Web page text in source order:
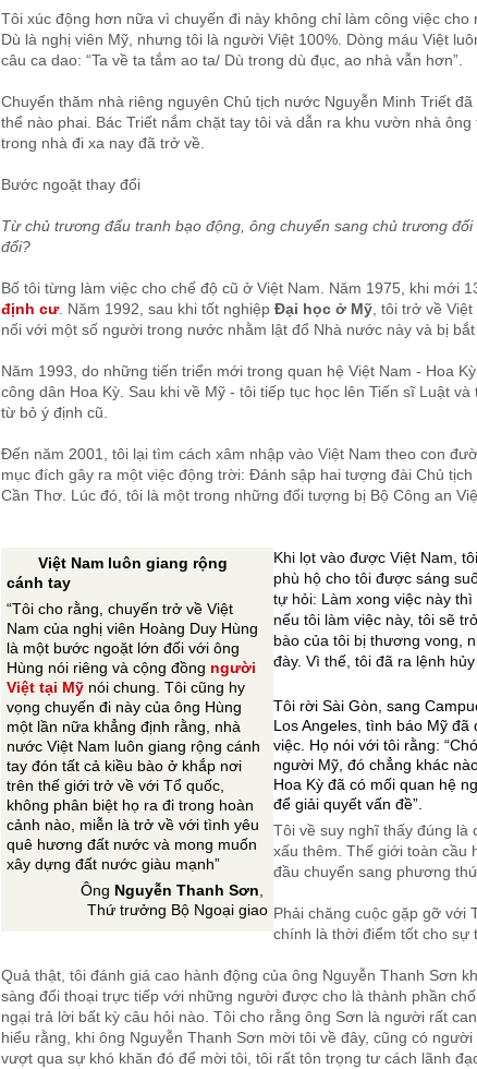
Tôi xúc động hơn nữa vì chuyến đi này không chỉ làm công việc
Dù là nghị viên Mỹ, nhưng tôi là người Việt 100%. Dòng máu Việt
câu ca dao: “Ta về ta tắm ao ta/ Dù trong dù đục, ao nhà vẫn hơn”.
Chuyến thăm nhà riêng nguyên Chủ tịch nước Nguyễn Minh Triết
thể nào phai. Bác Triết nắm chặt tay tôi và dẫn ra khu vườn nhà
trong nhà đi xa nay đã trở về.
Bước ngoặt thay đổi
Từ chủ trương đấu tranh bạo động, ông chuyển sang chủ trương
đổi?
Bố tôi từng làm việc cho chế độ cũ ở Việt Nam. Năm 1975, khi mới
định cư. Năm 1992, sau khi tốt nghiệp Đại học ở Mỹ, tôi trở về
nối với một số người trong nước nhằm lật đổ Nhà nước này và bị
Năm 1993, do những tiến triển mới trong quan hệ Việt Nam - Hoa
công dân Hoa Kỳ. Sau khi về Mỹ - tôi tiếp tục học lên Tiến sĩ Luật
từ bỏ ý định cũ.
Đến năm 2001, tôi lại tìm cách xâm nhập vào Việt Nam theo con
mục đích gây ra một việc động trời: Đánh sập hai tượng đài Chủ
Cần Thơ. Lúc đó, tôi là một trong những đối tượng bị Bộ Công an
Việt Nam luôn giang rộng
cánh tay
“Tôi cho rằng, chuyến trở về Việt
Nam của nghị viên Hoàng Duy Hùng
là một bước ngoặt lớn đối với ông
Hùng nói riêng và cộng đồng người
Việt tại Mỹnói chung. Tôi cũng hy
vọng chuyến đi này của ông Hùng
một lần nữa khẳng định rằng, nhà
nước Việt Nam luôn giang rộng cánh
tay đón tất cả kiều bào ở khắp nơi
trên thế giới trở về với Tổ quốc,
không phân biệt họ ra đi trong hoàn
cảnh nào, miễn là trở về với tình yêu
quê hương đất nước và mong muốn
xây dựng đất nước giàu mạnh”
Ông Nguyễn Thanh Sơn
Thứ trưởng Bộ Ngoại giao
Khi lọt vào được Việt Nam,
phù hộ cho tôi được sáng
tự hỏi: Làm xong việc này
nếu tôi làm việc này, tôi sẽ
bào của tôi bị thương vong,
đày. Vì thế, tôi đã ra lệnh
Tôi rời Sài Gòn, sang
Los Angeles, tình báo Mỹ
việc. Họ nói với tôi rằng:
người Mỹ, đó chẳng khác
Hoa Kỳ đã có mối quan hệ
để giải quyết vấn đề”.
Tôi về suy nghĩ thấy đúng là
xấu thêm. Thế giới toàn cầu
đầu chuyển sang phương
Phải chăng cuộc gặp gỡ với
chính là thời điểm tốt cho sự
Quả thật, tôi đánh giá cao hành động của ông Nguyễn Thanh Sơn
sàng đối thoại trực tiếp với những người được cho là thành phần
ngại trả lời bất kỳ câu hỏi nào. Tôi cho rằng ông Sơn là người rất
hiểu rằng, khi ông Nguyễn Thanh Sơn mời tôi về đây, cũng có
vượt qua sự khó khăn đó để mời tôi, tôi rất tôn trọng tư cách lãnh